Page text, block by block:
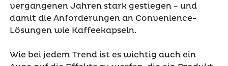
vergangenen Jahren stark gestiegen - und
damit die Anforderungen an Convenience-
Lösungen wie Kaffeekapseln.
Wie bei jedem Trend ist es wichtig auch ein